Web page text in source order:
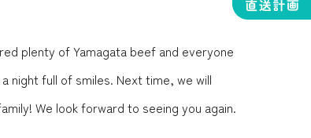
plenty of Yamagata beef and everyone
night full of smiles. Next time, we will
We look forward to seeing you again.